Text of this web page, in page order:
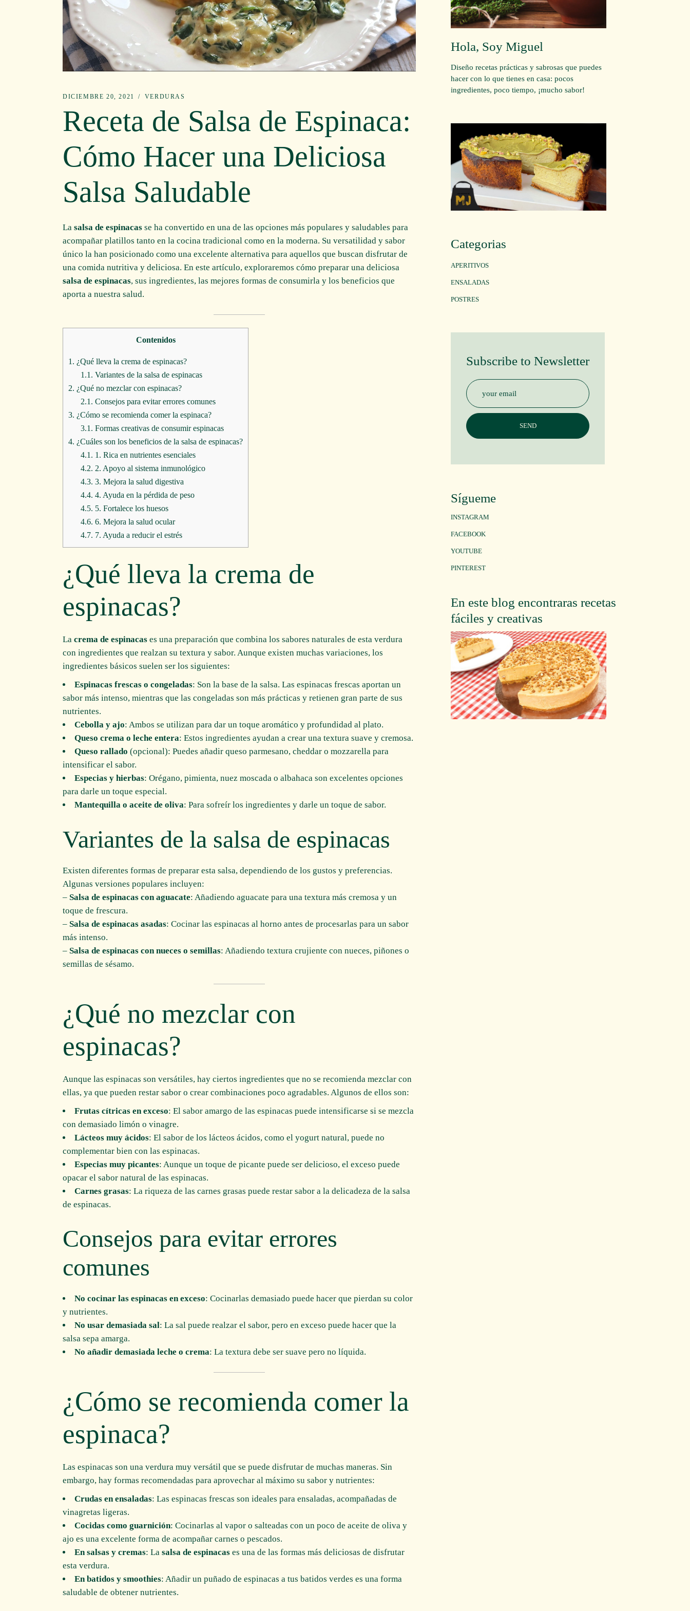
DICIEMBRE 20, 2021 VERDURAS
Receta de Salsa de Espinaca:
Cómo Hacer una Deliciosa
Salsa Saludable
La salsa de espinacas se ha convertido en una de las opciones más populares y saludables para
acompañar platillos tanto en la cocina tradicional como en la moderna. Su versatilidad y sabor
único la han posicionado como una excelente alternativa para aquellos que buscan disfrutar de
una comida nutritiva y deliciosa. En este artículo, exploraremos cómo preparar una deliciosa
salsa de espinacas, sus ingredientes, las mejores formas de consumirla y los beneficios que
aporta a nuestra salud.
Contenidos
1. ¿Qué lleva la crema de espinacas?
1.1. Variantes de la salsa de espinacas
2. ¿Qué no mezclar con espinacas?
2.1. Consejos para evitar errores comunes
3. ¿Cómo se recomienda comer la espinaca?
3.1. Formas creativas de consumir espinacas
4. ¿Cuáles son los beneficios de la salsa de espinacas?
4.1. 1. Rica en nutrientes esenciales
4.2. 2. Apoyo al sistema inmunológico
4.3. 3. Mejora la salud digestiva
4.4. 4. Ayuda en la pérdida de peso
4.5. 5. Fortalece los huesos
4.6. 6. Mejora la salud ocular
4.7. 7. Ayuda a reducir el estrés
¿Qué lleva la crema de
espinacas?
La crema de espinacas es una preparación que combina los sabores naturales de esta verdura
con ingredientes que realzan su textura y sabor. Aunque existen muchas variaciones, los
ingredientes básicos suelen ser los siguientes:
Espinacas frescas o congeladas: Son la base de la salsa. Las espinacas frescas aportan un
sabor más intenso, mientras que las congeladas son más prácticas y retienen gran parte de sus
nutrientes.
Cebolla y ajo: Ambos se utilizan para dar un toque aromático y profundidad al plato.
Queso crema o leche entera: Estos ingredientes ayudan a crear una textura suave y cremosa.
Queso rallado (opcional): Puedes añadir queso parmesano, cheddar o mozzarella para
intensificar el sabor.
Especias y hierbas: Orégano, pimienta, nuez moscada o albahaca son excelentes opciones
para darle un toque especial.
Mantequilla o aceite de oliva: Para sofreír los ingredientes y darle un toque de sabor.
Variantes de la salsa de espinacas
Existen diferentes formas de preparar esta salsa, dependiendo de los gustos y preferencias.
Algunas versiones populares incluyen:
– Salsa de espinacas con aguacate: Añadiendo aguacate para una textura más cremosa y un
toque de frescura.
– Salsa de espinacas asadas: Cocinar las espinacas al horno antes de procesarlas para un sabor
más intenso.
– Salsa de espinacas con nueces o semillas: Añadiendo textura crujiente con nueces, piñones o
semillas de sésamo.
¿Qué no mezclar con
espinacas?
Aunque las espinacas son versátiles, hay ciertos ingredientes que no se recomienda mezclar con
ellas, ya que pueden restar sabor o crear combinaciones poco agradables. Algunos de ellos son:
Frutas cítricas en exceso: El sabor amargo de las espinacas puede intensificarse si se mezcla
con demasiado limón o vinagre.
Lácteos muy ácidos: El sabor de los lácteos ácidos, como el yogurt natural, puede no
complementar bien con las espinacas.
Especias muy picantes: Aunque un toque de picante puede ser delicioso, el exceso puede
opacar el sabor natural de las espinacas.
Carnes grasas: La riqueza de las carnes grasas puede restar sabor a la delicadeza de la salsa
de espinacas.
Consejos para evitar errores
comunes
No cocinar las espinacas en exceso: Cocinarlas demasiado puede hacer que pierdan su color
y nutrientes.
No usar demasiada sal: La sal puede realzar el sabor, pero en exceso puede hacer que la
salsa sepa amarga.
No añadir demasiada leche o crema: La textura debe ser suave pero no líquida.
¿Cómo se recomienda comer la
espinaca?
Las espinacas son una verdura muy versátil que se puede disfrutar de muchas maneras. Sin
embargo, hay formas recomendadas para aprovechar al máximo su sabor y nutrientes:
Crudas en ensaladas: Las espinacas frescas son ideales para ensaladas, acompañadas de
vinagretas ligeras.
Cocidas como guarnición: Cocinarlas al vapor o salteadas con un poco de aceite de oliva y
ajo es una excelente forma de acompañar carnes o pescados.
En salsas y cremas: La salsa de espinacas es una de las formas más deliciosas de disfrutar
esta verdura.
En batidos y smoothies: Añadir un puñado de espinacas a tus batidos verdes es una forma
saludable de obtener nutrientes.
Hola, Soy Miguel
Diseño recetas prácticas y sabrosas que puedes
hacer con lo que tienes en casa: pocos
ingredientes, poco tiempo, ¡mucho sabor!
Categorias
APERITIVOS
ENSALADAS
POSTRES
Subscribe to Newsletter
Sígueme
INSTAGRAM
FACEBOOK
YOUTUBE
PINTEREST
En este blog encontraras recetas
fáciles y creativas